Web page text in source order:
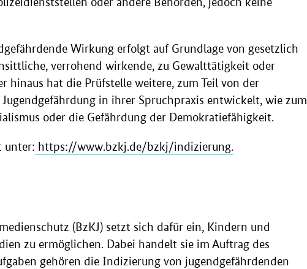
Wirkung erfolgt auf Grundlage von gesetzlich
verrohend wirkende, zu Gewalttätigkeit oder
hinaus hat die Prüfstelle weitere, zum Teil von der
in ihrer Spruchpraxis entwickelt, wie zum
oder die Gefährdung der Demokratiefähigkeit.
unter: https://www.bzkj.de/bzkj/indizierung.
(BzKJ) setzt sich dafür ein, Kindern und
zu ermöglichen. Dabei handelt sie im Auftrag des
gehören die Indizierung von jugendgefährdenden